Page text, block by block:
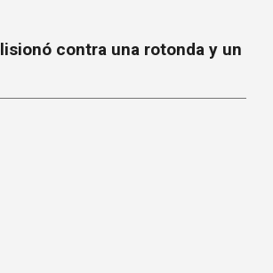
contra una rotonda y un